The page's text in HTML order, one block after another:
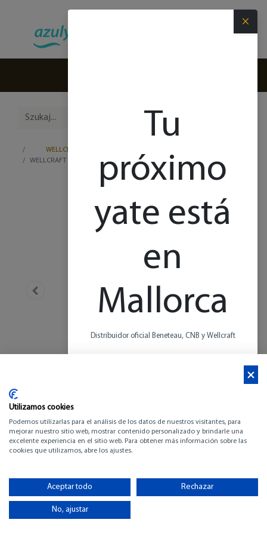
WELLCRAFT
WELLCRAFT 28 T - TOP
TOP
×
Tu
próximo
yate está
en
Mallorca
Distribuidor oficial Beneteau, CNB y Wellcraft
Utilizamos cookies
Podemos utilizarlas para el análisis de los datos de nuestros visitantes, para
mejorar nuestro sitio web, mostrar contenido personalizado y brindarle una
excelente experiencia en el sitio web. Para obtener más información sobre las
cookies que utilizamos, abre los ajustes.
Aceptar todo Rechazar
No, ajustar